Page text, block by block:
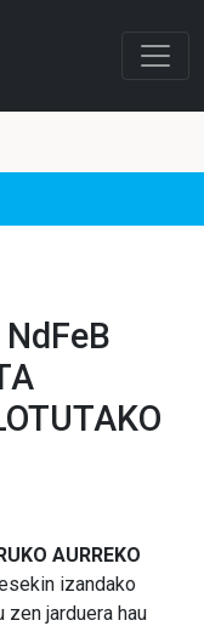
AURREKO
izandako
jarduera hau